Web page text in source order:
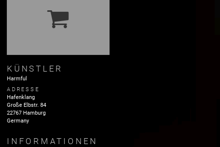
KÜNSTLER
Harmful
ADRESSE
Hafenklang
Große Elbstr. 84
22767 Hamburg
Germany
INFORMATIONEN